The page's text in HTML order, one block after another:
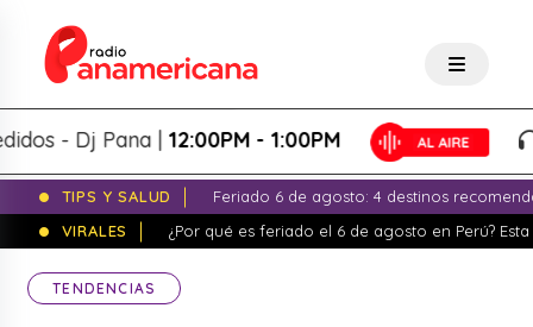
- Dj Pana |12:00PM - 1:00PM
TIPS Y SALUD
Feriado 6 de agosto: 4 destinos
VIRALES
¿Por qué es feriado el 6 de agosto en Perú?
TENDENCIAS